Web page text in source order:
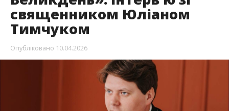
священником Юліаном
Тимчуком
Опубліковано 10.04.2026